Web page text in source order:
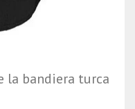
la bandiera turca